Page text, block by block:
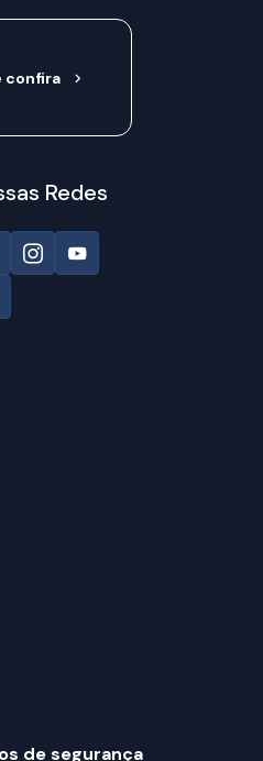
confira
Redes
de segurança